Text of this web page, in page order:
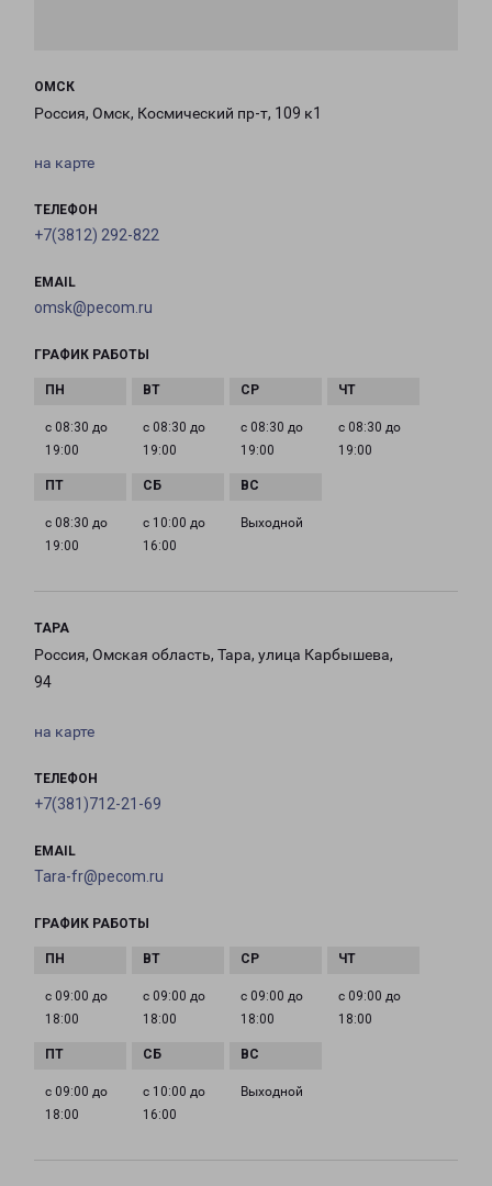
ОМСК
Россия, Омск, Космический пр-т, 109 к1
на карте
ТЕЛЕФОН
+7(3812) 292-822
EMAIL
omsk@pecom.ru
ГРАФИК РАБОТЫ
с 08:30 до
19:00
с 08:30 до
19:00
с 08:30 до
19:00
с 08:30 до
19:00
с 08:30 до
19:00
с 10:00 до
16:00
Выходной
ТАРА
Россия, Омская область, Тара, улица Карбышева,
94
на карте
ТЕЛЕФОН
+7(381)712-21-69
EMAIL
Tara-fr@pecom.ru
ГРАФИК РАБОТЫ
с 09:00 до
18:00
с 09:00 до
18:00
с 09:00 до
18:00
с 09:00 до
18:00
с 09:00 до
18:00
с 10:00 до
16:00
Выходной